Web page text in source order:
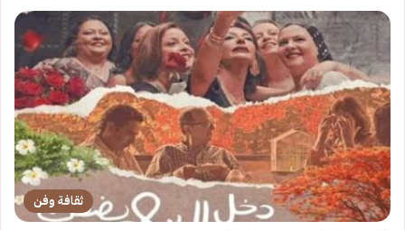
ثقافة وفن